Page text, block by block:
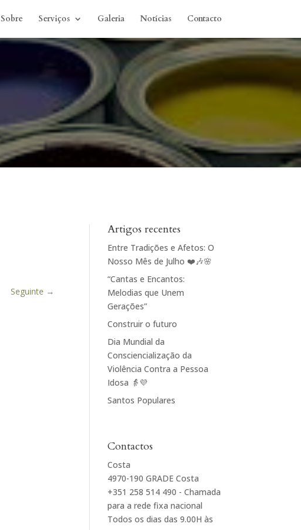
Sobre Serviços Galeria Notícias Contacto
Seguinte →
Artigos recentes
Entre Tradições e Afetos: O
Nosso Mês de Julho ❤️🎶🌸
“Cantas e Encantos:
Melodias que Unem
Gerações”
Construir o futuro
Dia Mundial da
Consciencialização da
Violência Contra a Pessoa
Idosa 👵💜
Santos Populares
Contactos
Costa
4970-190 GRADE Costa
+351 258 514 490 - Chamada
para a rede fixa nacional
Todos os dias das 9.00H às